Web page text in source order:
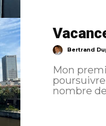
Bertrand
Mon
nombre